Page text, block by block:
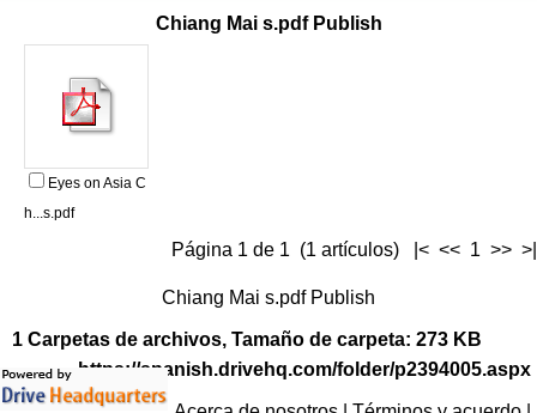
Chiang Mai s.pdf Publish
Eyes on Asia C
h...s.pdf
Página 1 de 1 (1 artículos) |< << 1 >> >|
Chiang Mai s.pdf Publish
1 Carpetas de archivos, Tamaño de carpeta: 273 KB
https://spanish.drivehq.com/folder/p2394005.aspx